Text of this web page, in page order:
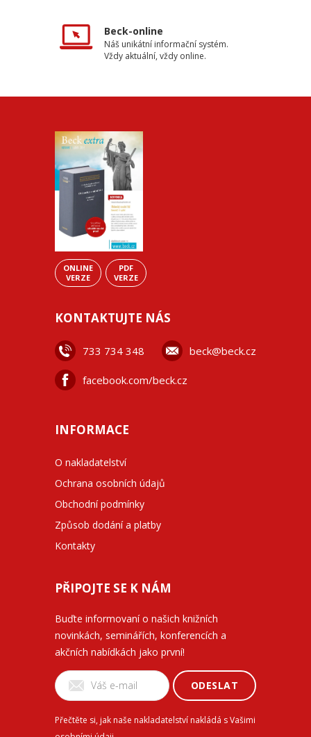
Beck-online
Náš unikátní informační systém.
Vždy aktuální, vždy online.
ONLINE
VERZE
PDF
VERZE
KONTAKTUJTE NÁS
733 734 348 beck@beck.cz
facebook.com/beck.cz
INFORMACE
O nakladatelství
Ochrana osobních údajů
Obchodní podmínky
Způsob dodání a platby
Kontakty
PŘIPOJTE SE K NÁM
Buďte informovaní o našich knižních
novinkách, seminářích, konferencích a
akčních nabídkách jako první!
ODESLAT
Přečtěte si, jak naše nakladatelství nakládá s Vašimi